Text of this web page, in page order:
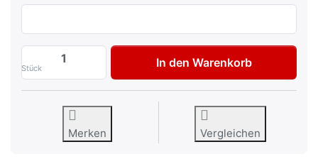
Stück
AVO Autolackspray 400ml für Ineos
In den Warenkorb
Merken Vergleichen